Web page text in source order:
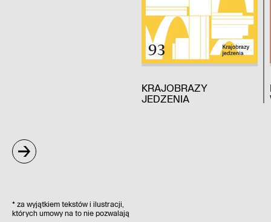
KRAJOBRAZY
JEDZENIA
* za wyjątkiem tekstów i ilustracji,
których umowy na to nie pozwalają